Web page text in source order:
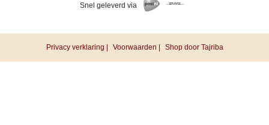
Snel geleverd via
Privacy verklaring | Voorwaarden | Shop door Tajriba